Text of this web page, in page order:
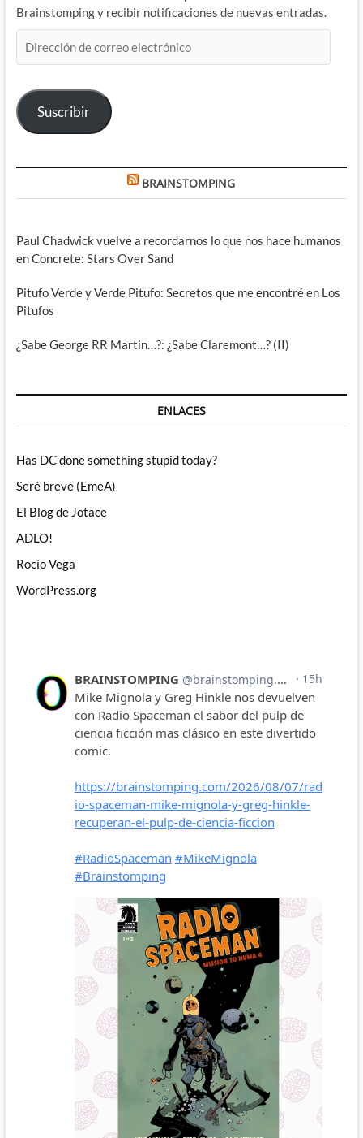
Brainstomping y recibir notificaciones de nuevas entradas.
de
electrónico
Suscribir
BRAINSTOMPING
Paul Chadwick vuelve a recordarnos lo que nos hace humanos
en Concrete: Stars Over Sand
Pitufo Verde y Verde Pitufo: Secretos que me encontré en Los
Pitufos
¿Sabe George RR Martin…?: ¿Sabe Claremont…? (II)
ENLACES
Has DC done something stupid today?
Seré breve (EmeA)
El Blog de Jotace
ADLO!
Rocío Vega
WordPress.org